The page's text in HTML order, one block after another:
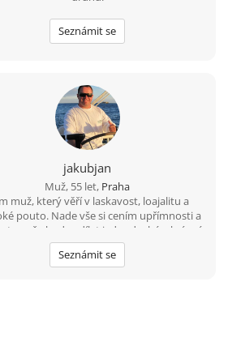
Seznámit se
jakubjan
Muž, 55 let, Praha
muž, který věří v laskavost, loajalitu a
pouto. Nade vše si cením upřímnosti a
o tom, že budu sdílet jednoduché a krásné
okamžiky s někým, kdo se v něm cítí jako
doma.
Seznámit se